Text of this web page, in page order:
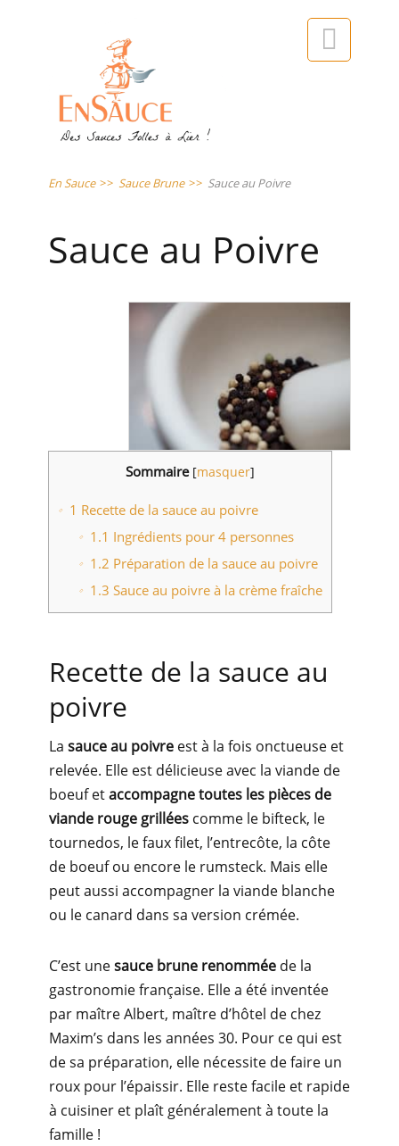

En Sauce >> Sauce Brune >> Sauce au Poivre
Sauce au Poivre
Sommaire [masquer]
1 Recette de la sauce au poivre
1.1 Ingrédients pour 4 personnes
1.2 Préparation de la sauce au poivre
1.3 Sauce au poivre à la crème fraîche
Recette de la sauce au
poivre
La sauce au poivre est à la fois onctueuse et
relevée. Elle est délicieuse avec la viande de
boeuf etaccompagne toutes les pièces de
viande rouge grillées comme le bifteck, le
tournedos, le faux filet, l’entrecôte, la côte
de boeuf ou encore le rumsteck. Mais elle
peut aussi accompagner la viande blanche
ou le canard dans sa version crémée.
C’est unesauce brune renommée de la
gastronomie française. Elle a été inventée
par maître Albert, maître d’hôtel de chez
Maxim’s dans les années 30. Pour ce qui est
de sa préparation, elle nécessite de faire un
roux pour l’épaissir. Elle reste facile et rapide
à cuisiner et plaît généralement à toute la
famille !